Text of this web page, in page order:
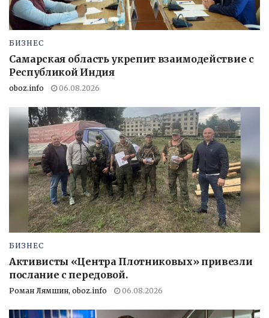
БИЗНЕС
Самарская область укрепит взаимодействие с
Республикой Индия
oboz.info 06.08.2026
БИЗНЕС
Активисты «Центра Плотниковых» привезли
послание с передовой.
Роман Лямшин, oboz.info 06.08.2026